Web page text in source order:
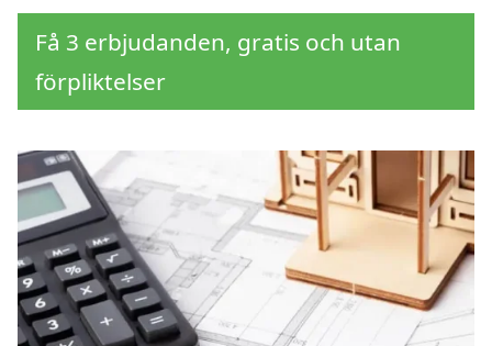
Få 3 erbjudanden, gratis och utan
förpliktelser